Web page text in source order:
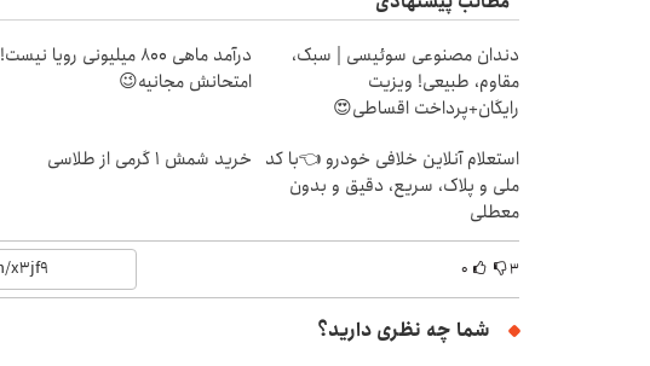
دندان مصنوعی سوئیسی | سبک،
مقاوم، طبیعی! ویزیت
رایگان+پرداخت اقساطی😍
درآمد ماهی 800 میلیونی رویا نیست!
امتحانش مجانیه😉
استعلام آنلاین خلافی خودرو 👈با کد
ملی و پلاک، سریع، دقیق و بدون
معطلی
خرید شمش 1 گرمی از طلاسی
۳ ۰
شما چه نظری دارید؟